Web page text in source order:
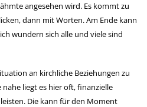
angesehen wird. Es kommt zu
dann mit Worten. Am Ende kann
wundern sich alle und viele sind
an kirchliche Beziehungen zu
nahe liegt es hier oft, finanzielle
Die kann für den Moment